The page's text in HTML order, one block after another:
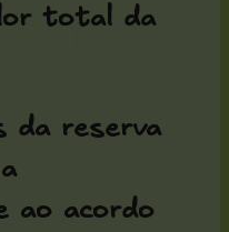
total da
da reserva
ao acordo